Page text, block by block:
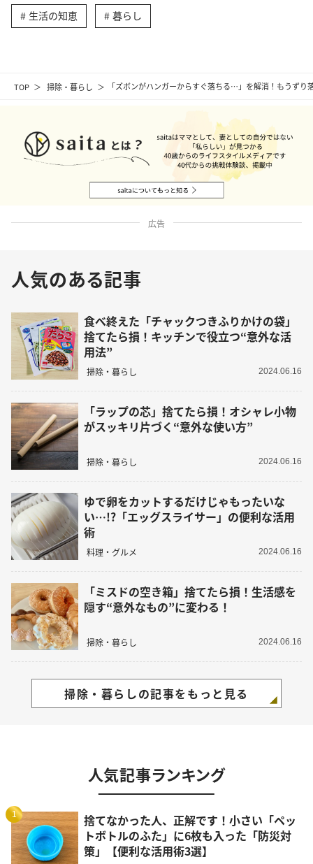
TOP 掃除・暮らし 「ズボンがハンガーからすぐ落ちる…」を解消！もうずり
生活の知恵 暮らし
広告
人気のある記事
食べ終えた「チャックつきふりかけの袋」
捨てたら損！キッチンで役立つ“意外な活
用法”
掃除・暮らし 2024.06.16
「ラップの芯」捨てたら損！オシャレ小物
がスッキリ片づく“意外な使い方”
掃除・暮らし 2024.06.16
ゆで卵をカットするだけじゃもったいな
い…!?「エッグスライサー」の便利な活用
術
料理・グルメ 2024.06.16
「ミスドの空き箱」捨てたら損！生活感を
隠す“意外なもの”に変わる！
掃除・暮らし 2024.06.16
掃除・暮らしの記事をもっと見る
人気記事ランキング
1
捨てなかった人、正解です！小さい「ペッ
トボトルのふた」に6枚も入った「防災対
策」【便利な活用術3選】